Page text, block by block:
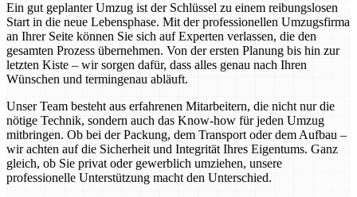
Ein gut geplanter Umzug ist der Schlüssel zu einem reibungslosen
Start in die neue Lebensphase. Mit der professionellen Umzugsfirma
an Ihrer Seite können Sie sich auf Experten verlassen, die den
gesamten Prozess übernehmen. Von der ersten Planung bis hin zur
letzten Kiste – wir sorgen dafür, dass alles genau nach Ihren
Wünschen und termingenau abläuft.
Unser Team besteht aus erfahrenen Mitarbeitern, die nicht nur die
nötige Technik, sondern auch das Know-how für jeden Umzug
mitbringen. Ob bei der Packung, dem Transport oder dem Aufbau –
wir achten auf die Sicherheit und Integrität Ihres Eigentums. Ganz
gleich, ob Sie privat oder gewerblich umziehen, unsere
professionelle Unterstützung macht den Unterschied.